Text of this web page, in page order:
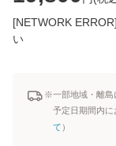
[NETWORK
い
※一部地域・離島
予定日期間内に
て ）